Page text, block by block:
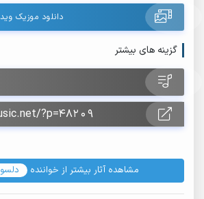
دانلود موزیک
گزینه های بیشتر
مشاهده آثار بیشتر از خواننده